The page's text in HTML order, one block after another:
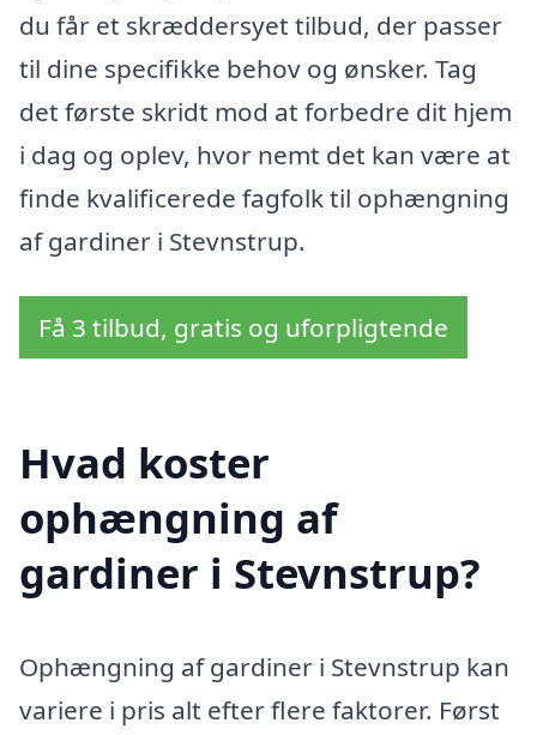
du får et skræddersyet tilbud, der passer
til dine specifikke behov og ønsker. Tag
det første skridt mod at forbedre dit hjem
i dag og oplev, hvor nemt det kan være at
finde kvalificerede fagfolk til ophængning
af gardiner i Stevnstrup.
Få 3 tilbud, gratis og uforpligtende
Hvad koster
ophængning af
gardiner i Stevnstrup?
Ophængning af gardiner i Stevnstrup kan
variere i pris alt efter flere faktorer. Først